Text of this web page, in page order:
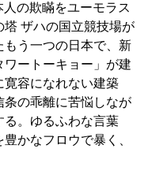
の欺瞞をユーモラス
ザハの国立競技場が
もう一つの日本で、新
ワートーキョー」が建
寛容になれない建築
の乖離に苦悩しなが
る。ゆるふわな言葉
かなフロウで暴く、